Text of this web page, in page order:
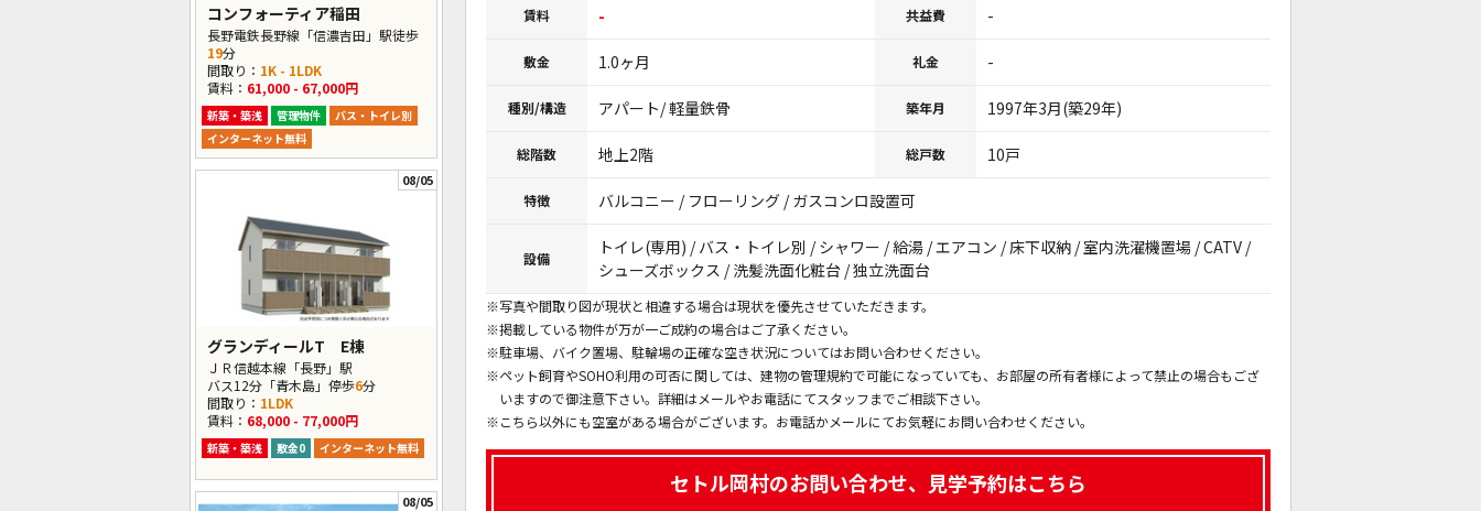
コンフォーティア稲田
長野電鉄長野線「信濃吉田」駅徒歩
19分
間取り： 1K - 1LDK
賃料： 61,000 - 67,000円
新築・築浅 管理物件
バス・トイレ別
インターネット無料
08/05
グランディールT E棟
ＪＲ信越本線「長野」駅
バス12分「青木島」停歩6分
間取り： 1LDK
賃料： 68,000 - 77,000円
新築・築浅 敷金0 インターネット無料
08/05
賃料 - 共益費 -
敷金 1.0ヶ月 礼金 -
種別/構造 アパート/ 軽量鉄骨 築年月 1997年3月(築29年)
総階数 地上2階 総戸数 10戸
特徴 バルコニー / フローリング / ガスコンロ設置可
設備
トイレ(専用) / バス・トイレ別 / シャワー / 給湯 / エアコン / 床下収納 / 室内洗濯機置場 / CATV /
シューズボックス / 洗髪洗面化粧台 / 独立洗面台
※写真や間取り図が現状と相違する場合は現状を優先させていただきます。
※掲載している物件が万が一ご成約の場合はご了承ください。
※駐車場、バイク置場、駐輪場の正確な空き状況についてはお問い合わせください。
※ペット飼育やSOHO利用の可否に関しては、建物の管理規約で可能になっていても、お部屋の所有者様によって禁止の場合もござ
いますので御注意下さい。詳細はメールやお電話にてスタッフまでご相談下さい。
※こちら以外にも空室がある場合がございます。お電話かメールにてお気軽にお問い合わせください。
セトル岡村のお問い合わせ、見学予約はこちら